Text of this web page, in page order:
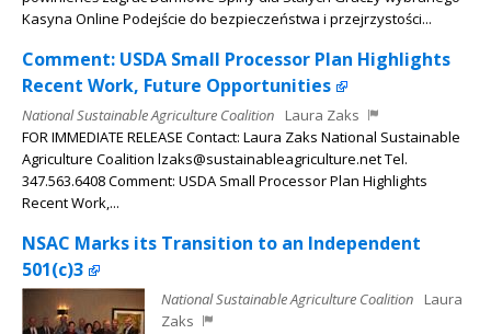
Kasyna Online Podejście do bezpieczeństwa i przejrzystości...
Comment: USDA Small Processor Plan Highlights
Recent Work, Future Opportunities
National Sustainable Agriculture Coalition
Laura Zaks
FOR IMMEDIATE RELEASE Contact: Laura Zaks National Sustainable
Agriculture Coalition lzaks@sustainableagriculture.net Tel.
347.563.6408 Comment: USDA Small Processor Plan Highlights
Recent Work,...
NSAC Marks its Transition to an Independent
501(c)3
National Sustainable Agriculture Coalition
Laura
Zaks